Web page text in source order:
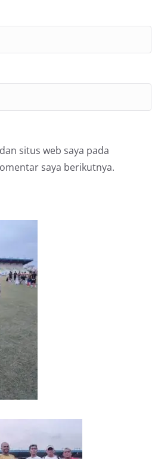
situs web saya pada
saya berikutnya.